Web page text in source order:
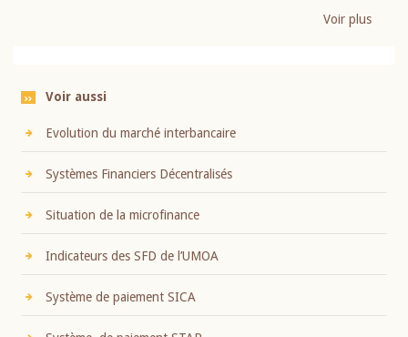
Voir plus
Voir aussi
Evolution du marché interbancaire
Systèmes Financiers Décentralisés
Situation de la microfinance
Indicateurs des SFD de l’UMOA
Système de paiement SICA